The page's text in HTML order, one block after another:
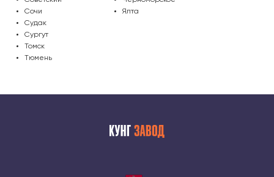
Сочи
Судак
Сургут
Томск
Тюмень
Ялта